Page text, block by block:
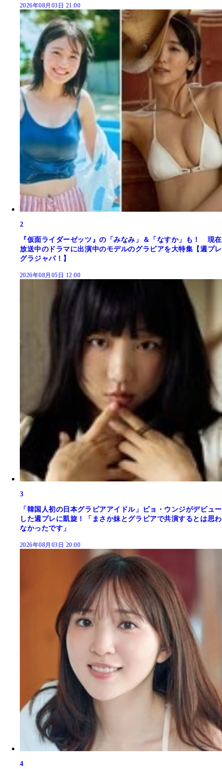
2026年08月03日 21:00
2
『仮面ライダーゼッツ』の「みなみ」＆「なすか」も！ 現在
放送中のドラマに出演中のモデルのグラビアを大特集【週プレ
グラジャパ！】
2026年08月05日 12:00
3
「韓国人初の日本グラビアアイドル」ピョ・ウンジがデビュー
した週プレに凱旋！「まさか妹とグラビアで共演するとは思わ
なかったです」
2026年08月03日 20:00
4